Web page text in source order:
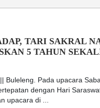
TARI SAKRAL
5 TAHUN
Buleleng. Pada upacara
dengan Hari
upacara di ...